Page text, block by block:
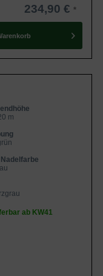
234,90 €
m
Nadelfarbe
ab KW41